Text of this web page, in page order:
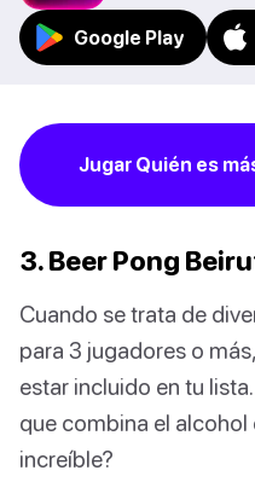
Google Play
Jugar Quién es
3. Beer Pong
Cuando se trata de
para 3 jugadores o más,
estar incluido en tu
que combina el alcohol
increíble?